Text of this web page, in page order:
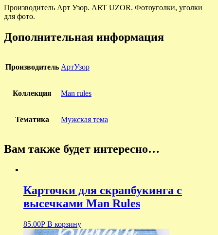
Производитель Арт Узор. ART UZOR. Фотоуголки, уголки
для фото.
Дополнительная информация
Производитель АртУзор
Коллекция Man rules
Тематика Мужская тема
Вам также будет интересно…
Карточки для скрапбукинга с
высечками Man Rules
85.00Р В корзину